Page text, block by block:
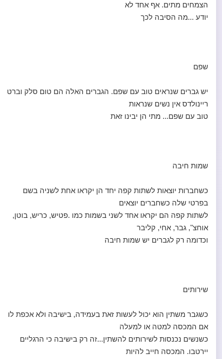
הצמחים מתים. אף אחד לא
יודע ...מה הסיבה לכך
שפם
יש גברים שנראים טוב עם שפם. הגברים האלה הם טום סלק וברט
ריינולדס אין נשים שנראות
טוב עם שפם... מתי הן יבינו זאת
שמות חיבה
כשחברות יוצאות לשתות קפה יחד הן יקראו אחת לשניה בשם
בפרטי שלה כשחברים יוצאים
לשתות קפה הם יקראו אחד לשני בשמות כמו .פטיש, כריש, בוטן,
אוחצ", גבר, אחי, קליבר
וכדומה רק לגברים יש שמות חיבה
שירותים
כשגבר משתין הוא יכול לעשות זאת בעמידה, בישיבה ולא אכפת לו
אם המכסה למטה או למעלה
כשנשים נכנסות לשירותים להשתין...זה רק בישיבה כי הרגליים
יירטבו. המכסה חייב להיות